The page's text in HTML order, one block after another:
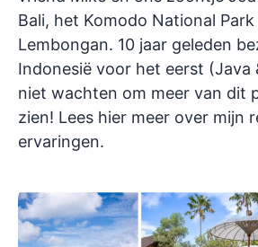
Bali, het Komodo National
Lembongan. 10 jaar geleden
Indonesië voor het eerst (Java
niet wachten om meer van dit
zien! Lees hier meer over mijn
ervaringen.